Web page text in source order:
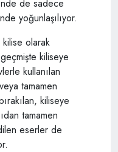
de sadece
yoğunlaşılıyor.
olarak
kiliseye
kullanılan
tamamen
kiliseye
tamamen
eserler de